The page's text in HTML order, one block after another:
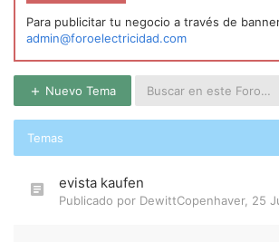
Para publicitar tu negocio a través de
admin@foroelectricidad.com
Nuevo Tema
Temas
evista kaufen
Publicado por DewittCopenhaver, 25